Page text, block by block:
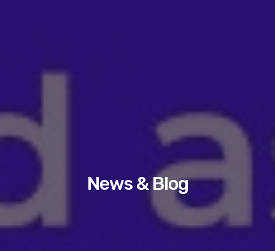
News & Blog